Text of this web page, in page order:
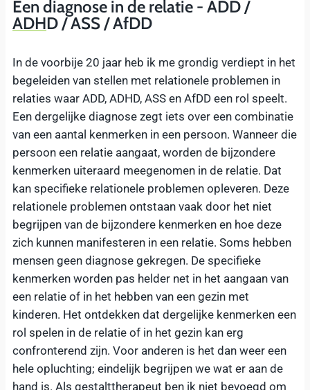
Een diagnose in de relatie - ADD /
ADHD / ASS / AfDD
In de voorbije 20 jaar heb ik me grondig verdiept in het
begeleiden van stellen met relationele problemen in
relaties waar ADD, ADHD, ASS en AfDD een rol speelt.
Een dergelijke diagnose zegt iets over een combinatie
van een aantal kenmerken in een persoon. Wanneer die
persoon een relatie aangaat, worden de bijzondere
kenmerken uiteraard meegenomen in de relatie. Dat
kan specifieke relationele problemen opleveren. Deze
relationele problemen ontstaan vaak door het niet
begrijpen van de bijzondere kenmerken en hoe deze
zich kunnen manifesteren in een relatie. Soms hebben
mensen geen diagnose gekregen. De specifieke
kenmerken worden pas helder net in het aangaan van
een relatie of in het hebben van een gezin met
kinderen. Het ontdekken dat dergelijke kenmerken een
rol spelen in de relatie of in het gezin kan erg
confronterend zijn. Voor anderen is het dan weer een
hele opluchting; eindelijk begrijpen we wat er aan de
hand is. Als gestalttherapeut ben ik niet bevoegd om